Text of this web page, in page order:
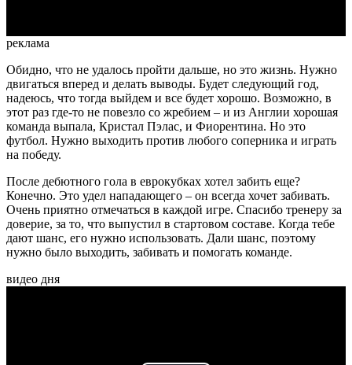
реклама
Обидно, что не удалось пройти дальше, но это жизнь. Нужно
двигаться вперед и делать выводы. Будет следующий год,
надеюсь, что тогда выйдем и все будет хорошо. Возможно, в
этот раз где-то не повезло со жребием – и из Англии хорошая
команда выпала, Кристал Пэлас, и Фиорентина. Но это
футбол. Нужно выходить против любого соперника и играть
на победу.
После дебютного гола в еврокубках хотел забить еще?
Конечно. Это удел нападающего – он всегда хочет забивать.
Очень приятно отмечаться в каждой игре. Спасибо тренеру за
доверие, за то, что выпустил в стартовом составе. Когда тебе
дают шанс, его нужно использовать. Дали шанс, поэтому
нужно было выходить, забивать и помогать команде.
видео дня